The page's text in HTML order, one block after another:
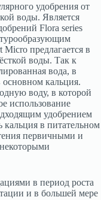
удобрения от
воды. Является
Flora series
предлагается в
воды. Так к
вода, в
кальция.
воду, в которой
использование
удобрением
в питательном
первичными и
в период роста
и в большей мере